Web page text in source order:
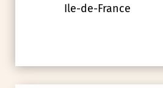
Ile-de-France